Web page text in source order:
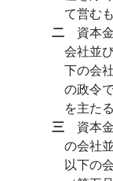
て営む
二 資本
会社並
下の会
の政令
を主た
三 資本
の会社
以下の